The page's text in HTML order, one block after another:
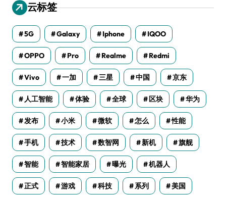
云标签
5G Galaxy Iphone IQOO
OPPO Pro Realme Redmi
Vivo 一加 三星 中国 京东
人工智能 体验 全球 区块 华为
发布 小米 微软 怎么 性能
手机 技术 数智网 新机 旗舰
智能 智能家居 曝光 机器人
正式 游戏 科技 系列 美国